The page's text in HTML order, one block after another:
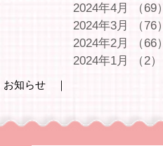
2024年4月
（69）
2024年3月
（76）
2024年2月
（66）
2024年1月
（2）
お知らせ ｜